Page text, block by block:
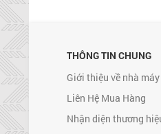
THÔNG TIN CHUNG
Giới thiệu về nhà
Liên Hệ Mua Hàng
Nhận diện thương